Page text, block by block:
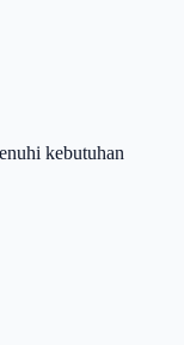
kebutuhan